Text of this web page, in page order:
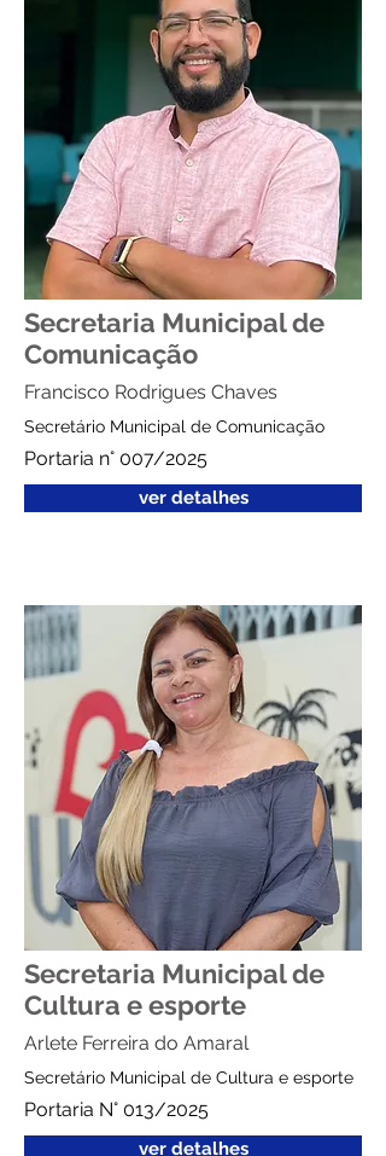
Secretaria Municipal de
Comunicação
Francisco Rodrigues Chaves
Secretário Municipal de Comunicação
Portaria n° 007/2025
ver detalhes
Secretaria Municipal de
Cultura e esporte
Arlete Ferreira do Amaral
Secretário Municipal de Cultura e esporte
Portaria N° 013/2025
ver detalhes